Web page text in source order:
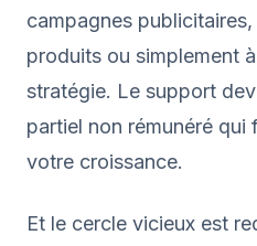
campagnes
produits ou simplement
stratégie. Le support
partiel non rémunéré qui
votre croissance.
Et le cercle vicieux est